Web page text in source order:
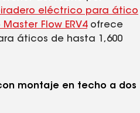
eléctrico para ático
Flow ERV4ofrece
áticos de hasta 1,600
montaje en techo a dos